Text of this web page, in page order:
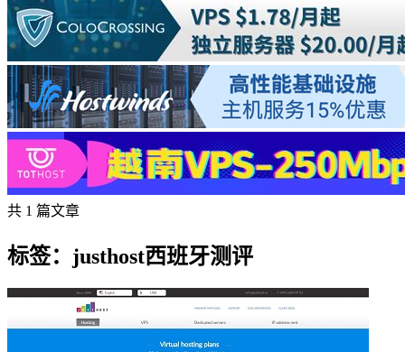
共 1 篇文章
标签：justhost西班牙测评